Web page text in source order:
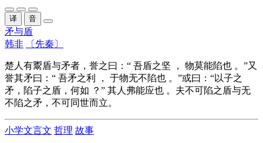
译 音
矛与盾
韩非
〔先秦〕
楚人有鬻盾与矛者 ， 誉之曰 ：“ 吾盾之坚 ， 物莫能陷也 。”又
誉其矛曰 ：“ 吾矛之利 ， 于物无不陷也 。”或曰 ：“以子之
矛， 陷子之 盾， 何如 ？” 其人 弗能应也 。夫不可陷之 盾与无
不陷之矛，不可同世而立。
小学文言文 哲理 故事